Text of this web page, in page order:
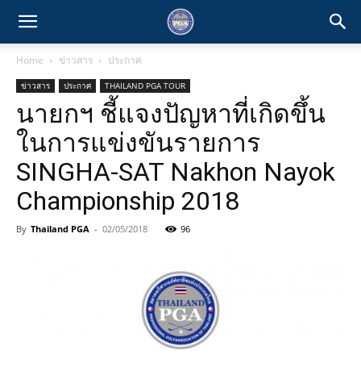
Home ข่าวสาร ประกาศ
ข่าวสาร ประกาศ THAILAND PGA TOUR
นายกฯ ชี้แจงปัญหาที่เกิดขึ้น
ในการแข่งขันรายการ
SINGHA-SAT Nakhon Nayok
Championship 2018
By Thailand PGA - 02/05/2018 96